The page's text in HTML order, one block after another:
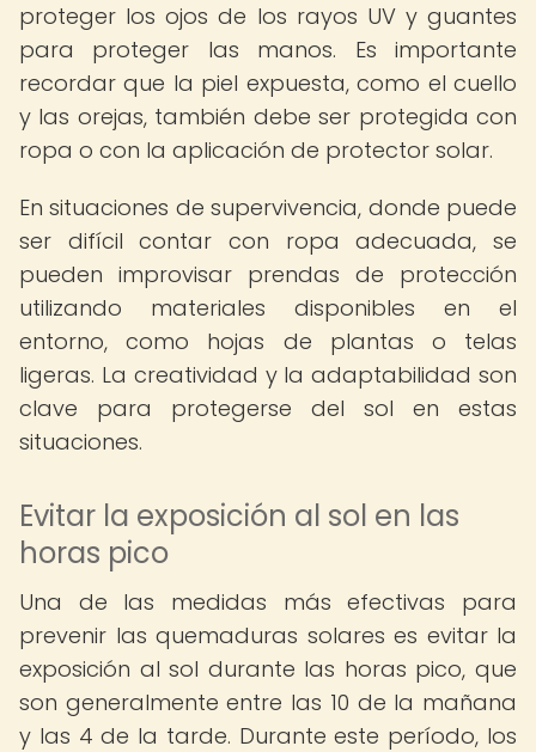
proteger los ojos de los rayos UV y guantes
para proteger las manos. Es importante
recordar que la piel expuesta, como el cuello
y las orejas, también debe ser protegida con
ropa o con la aplicación de protector solar.
En situaciones de supervivencia, donde puede
ser difícil contar con ropa adecuada, se
pueden improvisar prendas de protección
utilizando materiales disponibles en el
entorno, como hojas de plantas o telas
ligeras. La creatividad y la adaptabilidad son
clave para protegerse del sol en estas
situaciones.
Evitar la exposición al sol en las
horas pico
Una de las medidas más efectivas para
prevenir las quemaduras solares es evitar la
exposición al sol durante las horas pico, que
son generalmente entre las 10 de la mañana
y las 4 de la tarde. Durante este período, los